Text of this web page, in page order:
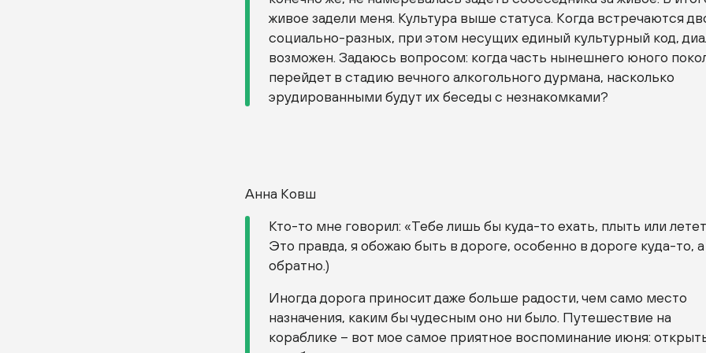
живое задели меня. Культура выше статуса. Когда встречаются
социально-разных, при этом несущих единый культурный код,
возможен. Задаюсь вопросом: когда часть нынешнего юного
перейдет в стадию вечного алкогольного дурмана, насколько
эрудированными будут их беседы с незнакомками?
Анна Ковш
Кто-то мне говорил: «Тебе лишь бы куда-то ехать, плыть или
Это правда, я обожаю быть в дороге, особенно в дороге куда-то,
обратно.)
Иногда дорога приносит даже больше радости, чем само место
назначения, каким бы чудесным оно ни было. Путешествие на
кораблике – вот мое самое приятное воспоминание июня: